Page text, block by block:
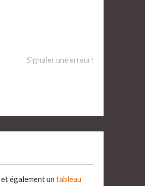
Signaler une erreur!
et également un tableau